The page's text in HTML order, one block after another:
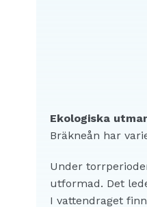
Ekologiska
Bräkneån har
Under
utformad. Det
I vattendraget